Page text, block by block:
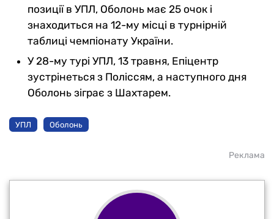
позиції в УПЛ, Оболонь має 25 очок і
знаходиться на 12-му місці в турнірній
таблиці чемпіонату України.
У 28-му турі УПЛ, 13 травня, Епіцентр
зустрінеться з Поліссям, а наступного дня
Оболонь зіграє з Шахтарем.
УПЛ Оболонь
Реклама